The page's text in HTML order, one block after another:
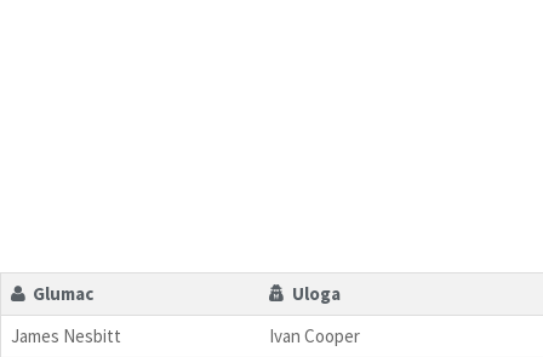
Glumac
Uloga
James Nesbitt
Ivan Cooper